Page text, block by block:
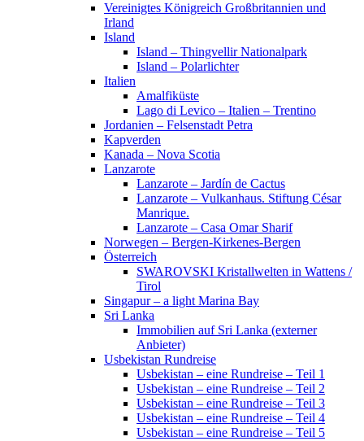
Vereinigtes Königreich Großbritannien und
Irland
Island
Island – Thingvellir Nationalpark
Island – Polarlichter
Italien
Amalfiküste
Lago di Levico – Italien – Trentino
Jordanien – Felsenstadt Petra
Kapverden
Kanada – Nova Scotia
Lanzarote
Lanzarote – Jardín de Cactus
Lanzarote – Vulkanhaus. Stiftung César
Manrique.
Lanzarote – Casa Omar Sharif
Norwegen – Bergen-Kirkenes-Bergen
Österreich
SWAROVSKI Kristallwelten in Wattens /
Tirol
Singapur – a light Marina Bay
Sri Lanka
Immobilien auf Sri Lanka (externer
Anbieter)
Usbekistan Rundreise
Usbekistan – eine Rundreise – Teil 1
Usbekistan – eine Rundreise – Teil 2
Usbekistan – eine Rundreise – Teil 3
Usbekistan – eine Rundreise – Teil 4
Usbekistan – eine Rundreise – Teil 5